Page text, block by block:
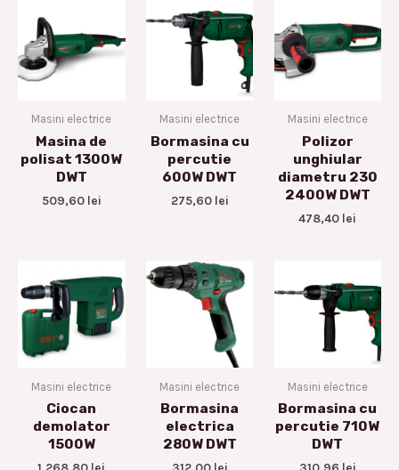
Masini electrice
Masina de
polisat 1300W
DWT
509,60 lei
Masini electrice
Bormasina cu
percutie
600W DWT
275,60 lei
Masini electrice
Polizor
unghiular
diametru 230
2400W DWT
478,40 lei
Masini electrice
Ciocan
demolator
1500W
Masini electrice
Bormasina
electrica
280W DWT
Masini electrice
Bormasina cu
percutie 710W
DWT